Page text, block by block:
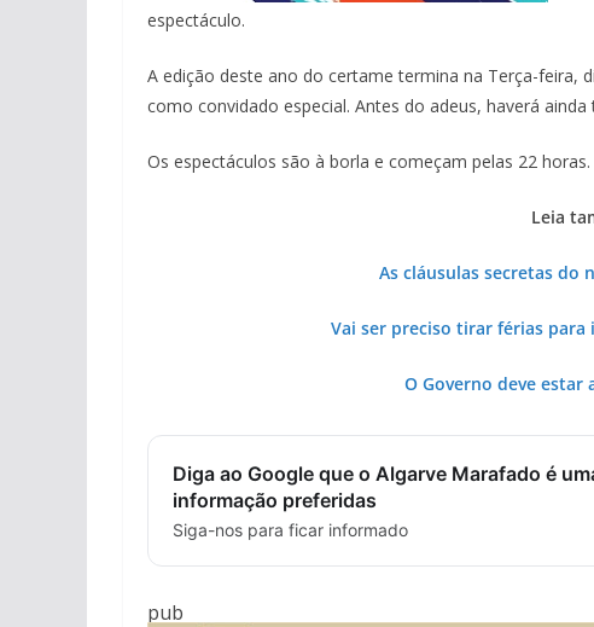
espectáculo.
A edição deste ano do certame termina na Terça-feira,
como convidado especial. Antes do adeus, haverá
Os espectáculos são à borla e começam pelas 22 horas.
Leia
As cláusulas secretas do
Vai ser preciso tirar férias para
O Governo deve estar
Diga ao Google que o Algarve Marafado é
informação preferidas
Siga-nos para ficar informado
pub